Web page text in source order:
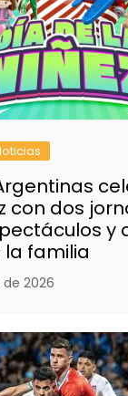
con dos
y
familia
2026